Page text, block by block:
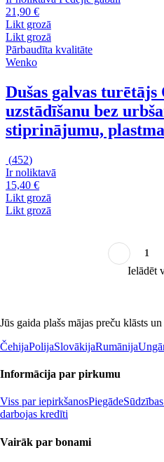
21,90 €
Likt grozā
Likt grozā
Pārbaudīta kvalitāte
Wenko
Dušas galvas turētājs
uzstādīšanu bez
stiprinājumu,
(452)
Ir noliktavā
15,40 €
Likt grozā
Likt grozā
1
Ielādēt
Jūs gaida plašs mājas preču klāsts
ČehijaPolijaSlovākijaRumānija
Informācija par pirkumu
Viss par iepirkšanosPiegāde
darbojas kredīti
Vairāk par bonami